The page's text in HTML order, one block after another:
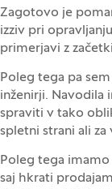
Zagotovo je
izziv pri
primerjavi z
Poleg tega pa
inženirji. Navodila
spraviti v tako
spletni strani ali za
Poleg tega
saj hkrati